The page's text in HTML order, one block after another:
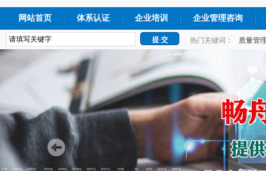
网站首页 体系认证 企业培训 企业管理咨询
热门关键词： 质量管